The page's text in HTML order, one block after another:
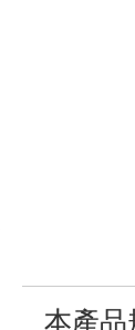
本產品